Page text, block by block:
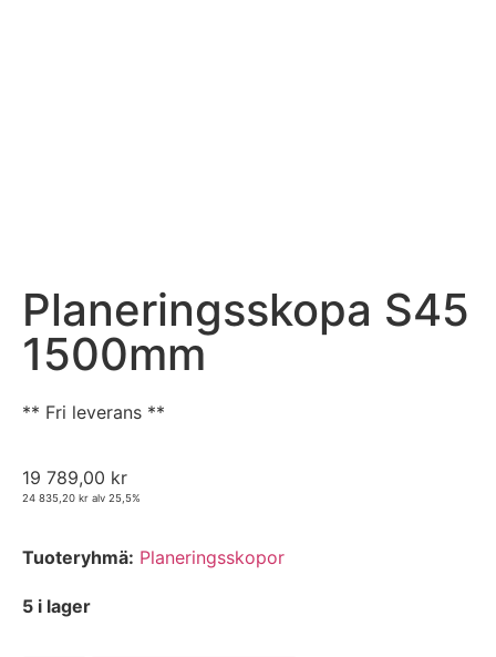
Planeringsskopa S45
1500mm
** Fri leverans **
19 789,00 kr
24 835,20 kr alv 25,5%
Tuoteryhmä: Planeringsskopor
5 i lager